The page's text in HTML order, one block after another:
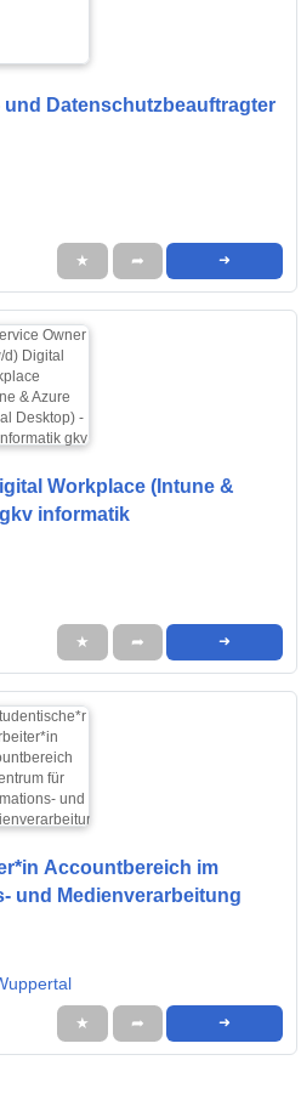
Datenschutzbeauftragter
★ ➦ ➜
Workplace (Intune &
informatik
★ ➦ ➜
Accountbereich im
und Medienverarbeitung
★ ➦ ➜